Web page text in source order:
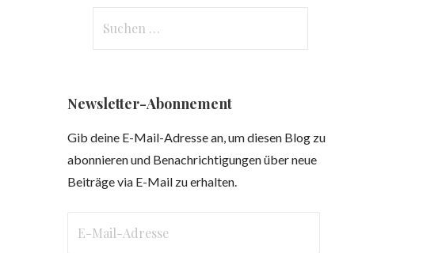
nach:
Newsletter-Abonnement
Gib deine E-Mail-Adresse an, um diesen Blog zu
abonnieren und Benachrichtigungen über neue
Beiträge via E-Mail zu erhalten.
Mail-